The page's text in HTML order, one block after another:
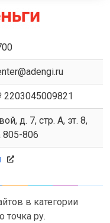
д. 7, стр. А, эт. 8,
805-806
в категории
точка ру.